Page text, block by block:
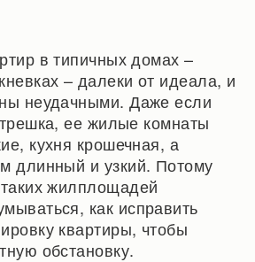
в типичных домах –
– далеки от идеала, и
неудачными. Даже если
ее жилые комнаты
кухня крошечная, а
длинный и узкий. Потому
жилплощадей
как исправить
квартиры, чтобы
обстановку.